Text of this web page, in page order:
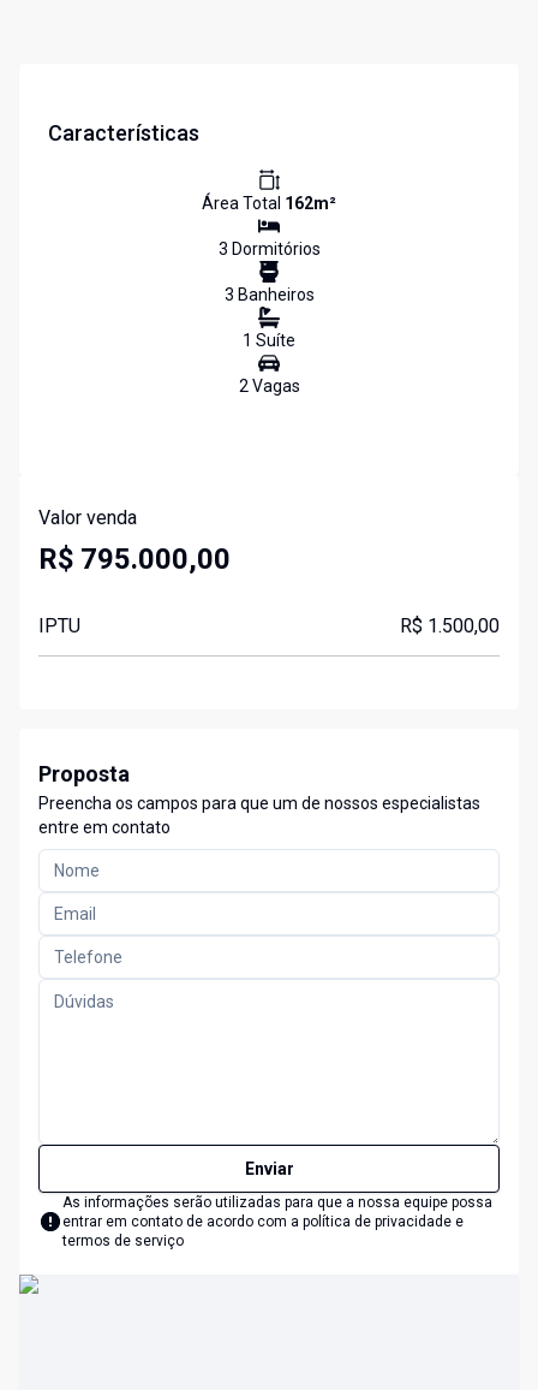
Características
Área Total 162m²
3 Dormitórios
3 Banheiros
1 Suíte
2Vagas
Valor venda
R$ 795.000,00
IPTU R$ 1.500,00
Proposta
Preencha os campos para que um de nossos especialistas
entre em contato
Enviar
As informações serão utilizadas para que a nossa equipe possa
entrar em contato de acordo com a política de privacidade e
termos de serviço